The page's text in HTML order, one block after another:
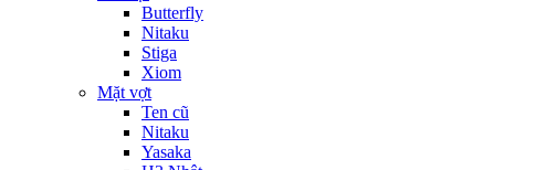
Butterfly
Nitaku
Stiga
Xiom
Mặt vợt
Ten cũ
Nitaku
Yasaka